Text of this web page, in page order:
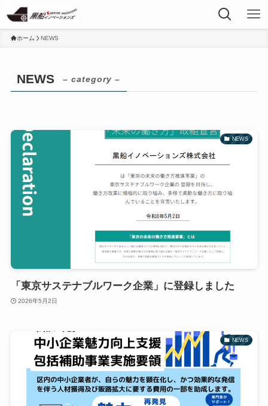
ホーム NEWS
NEWS – category –
NEWS
「東京サステナブルワーク企業」に登録しました
2026年5月2日
NEWS